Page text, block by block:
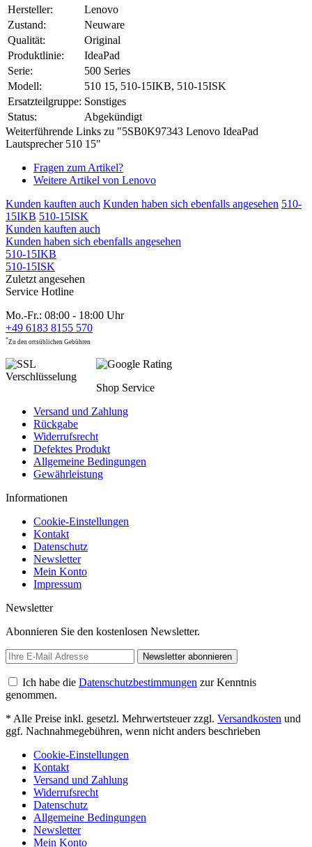
Hersteller:
Lenovo
Zustand:
Neuware
Qualität:
Original
Produktlinie:
IdeaPad
Serie:
500 Series
Modell:
510 15, 510-15IKB, 510-15ISK
Ersatzteilgruppe: Sonstiges
Status:
Abgekündigt
Weiterführende Links zu "5SB0K97343 Lenovo IdeaPad
Lautsprecher 510 15"
Fragen zum Artikel?
Weitere Artikel von Lenovo
Kunden kauften auch Kunden haben sich ebenfalls angesehen 510-
15IKB 510-15ISK
Kunden kauften auch
Kunden haben sich ebenfalls angesehen
510-15IKB
510-15ISK
Zuletzt angesehen
Service Hotline
Mo.-Fr.: 08:00 - 18:00 Uhr
+49 6183 8155 570
*Zu den ortsüblichen Gebühren
Shop Service
Versand und Zahlung
Rückgabe
Widerrufsrecht
Defektes Produkt
Allgemeine Bedingungen
Gewährleistung
Informationen
Cookie-Einstellungen
Kontakt
Datenschutz
Newsletter
Mein Konto
Impressum
Newsletter
Abonnieren Sie den kostenlosen Newsletter.
Newsletter abonnieren
Ich habe die Datenschutzbestimmungen zur Kenntnis
genommen.
* Alle Preise inkl. gesetzl. Mehrwertsteuer zzgl. Versandkosten und
ggf. Nachnahmegebühren, wenn nicht anders beschrieben
Cookie-Einstellungen
Kontakt
Versand und Zahlung
Widerrufsrecht
Datenschutz
Allgemeine Bedingungen
Newsletter
Mein Konto